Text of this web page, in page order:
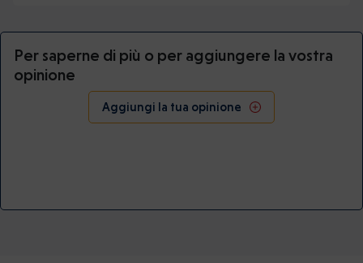
Per saperne di più o per aggiungere la vostra
opinione
Aggiungi la tua opinione